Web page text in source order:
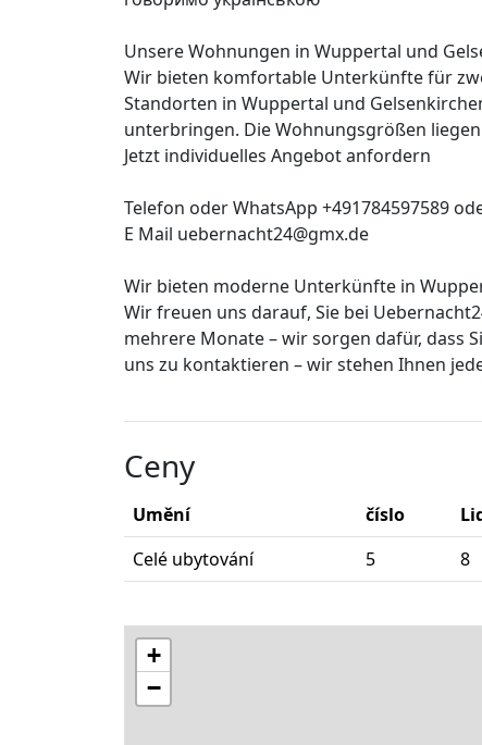
Unsere Wohnungen in Wuppertal und
Wir bieten komfortable Unterkünfte für
Standorten in Wuppertal und
unterbringen. Die Wohnungsgrößen
Jetzt individuelles Angebot anfordern
Telefon oder WhatsApp +491784597589
E Mail uebernacht24@gmx.de
Wir bieten moderne Unterkünfte in
Wir freuen uns darauf, Sie bei
mehrere Monate – wir sorgen dafür, dass
uns zu kontaktieren – wir stehen Ihnen
Ceny
Umění číslo
Celé ubytování
5 8
+
−